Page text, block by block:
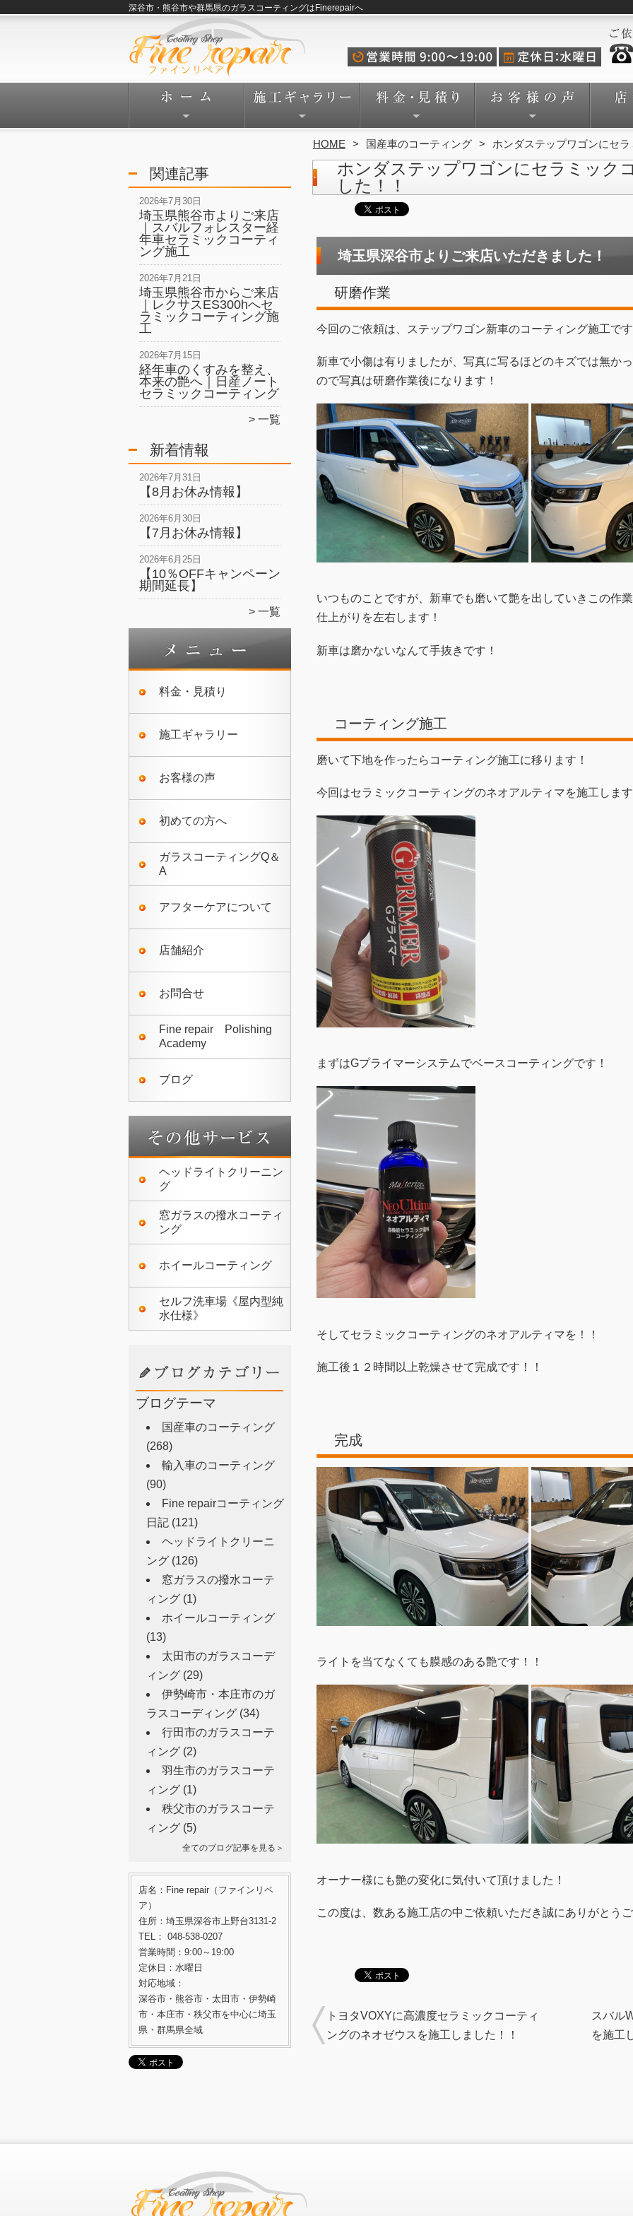
深谷市・熊谷市や群馬県のガラスコーティングはFinerepairへ
HOME 国産車のコーティング ホンダステップワゴンにセ
関連記事
2026年7月30日
埼玉県熊谷市よりご来店
｜スバルフォレスター経
年車セラミックコーティ
ング施工
2026年7月21日
埼玉県熊谷市からご来店
｜レクサスES300hへセ
ラミックコーティング施
工
2026年7月15日
経年車のくすみを整え、
本来の艶へ｜日産ノート
セラミックコーティング
一覧
新着情報
2026年7月31日
【8月お休み情報】
2026年6月30日
【7月お休み情報】
2026年6月25日
【10％OFFキャンペーン
期間延長】
一覧
料金・見積り
施工ギャラリー
お客様の声
初めての方へ
ガラスコーティングQ＆
A
アフターケアについて
店舗紹介
お問合せ
Fine repair Polishing
Academy
ブログ
ヘッドライトクリーニン
グ
窓ガラスの撥水コーティ
ング
ホイールコーティング
セルフ洗車場《屋内型純
水仕様》
ブログテーマ
国産車のコーティング
(268)
輸入車のコーティング
(90)
Fine repairコーティング
日記 (121)
ヘッドライトクリーニ
ング (126)
窓ガラスの撥水コーテ
ィング (1)
ホイールコーティング
(13)
太田市のガラスコーデ
ィング (29)
伊勢崎市・本庄市のガ
ラスコーディング (34)
行田市のガラスコーテ
ィング (2)
羽生市のガラスコーテ
ィング (1)
秩父市のガラスコーテ
ィング (5)
全てのブログ記事を見る＞
店名：Fine repair（ファインリペ
ア）
住所：埼玉県深谷市上野台3131-2
TEL： 048-538-0207
営業時間：9:00～19:00
定休日：水曜日
対応地域：
深谷市・熊谷市・太田市・伊勢崎
市・本庄市・秩父市を中心に埼玉
県・群馬県全域
ホンダステップワゴンにセラミック
した！！
埼玉県深谷市よりご来店いただきました！
研磨作業
今回のご依頼は、ステップワゴン新車のコーティング施工で
新車で小傷は有りましたが、写真に写るほどのキズでは無か
ので写真は研磨作業後になります！
いつものことですが、新車でも磨いて艶を出していきこの作
仕上がりを左右します！
新車は磨かないなんて手抜きです！
コーティング施工
磨いて下地を作ったらコーティング施工に移ります！
今回はセラミックコーティングのネオアルティマを施工しま
まずはGプライマーシステムでベースコーティングです！
そしてセラミックコーティングのネオアルティマを！！
施工後１２時間以上乾燥させて完成です！！
完成
ライトを当てなくても膜感のある艶です！！
オーナー様にも艶の変化に気付いて頂けました！
この度は、数ある施工店の中ご依頼いただき誠にありがとう
トヨタVOXYに高濃度セラミックコーティ
ングのネオゼウスを施工しました！！
スバル
を施工